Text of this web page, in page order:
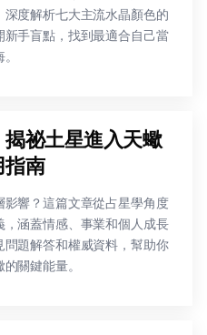
度解析七大主流水晶顏色的
手盲點，找到最適合自己當
祕土星進入天蠍
指南
響？這篇文章從占星學角度
涵蓋情感、事業和個人成長
題解答和權威資料，幫助你
關鍵能量。